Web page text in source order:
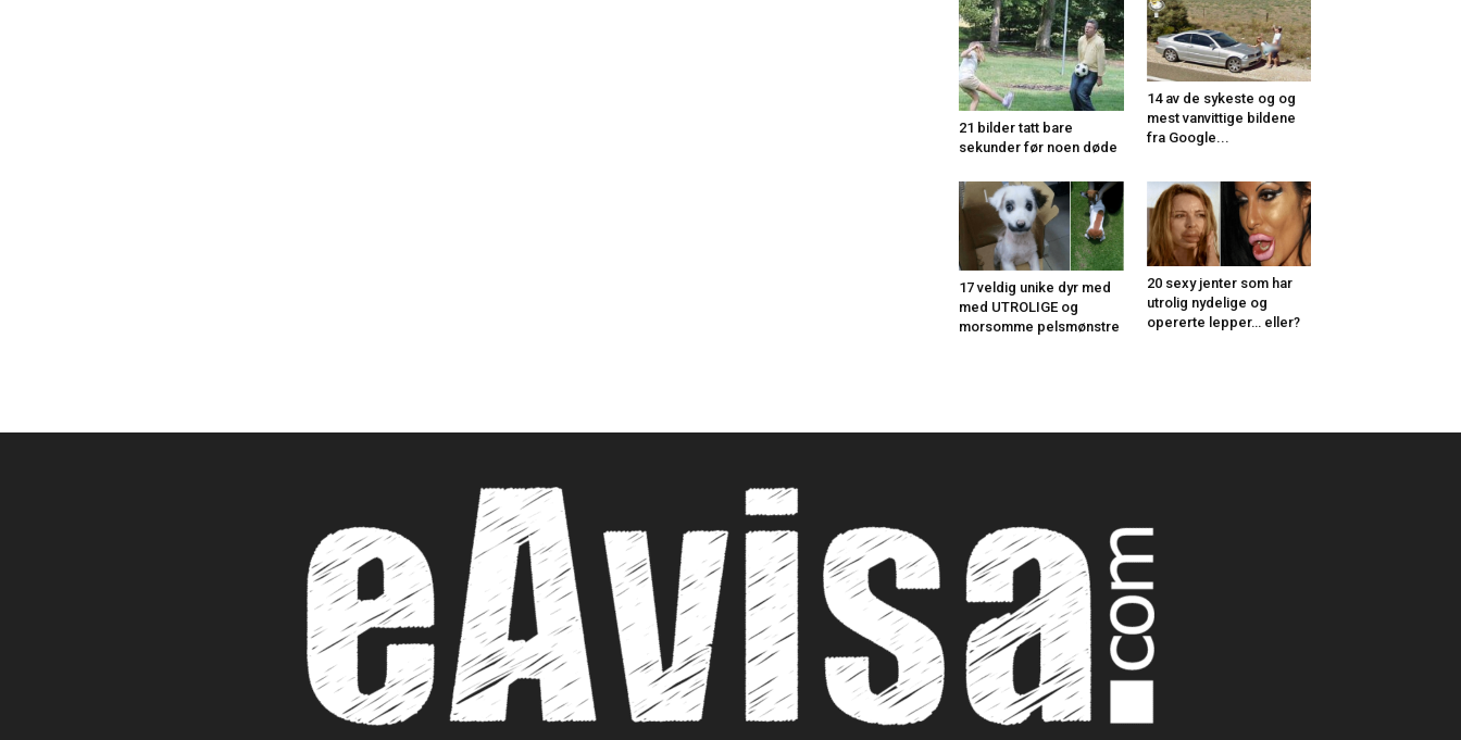
21 bilder tatt bare
sekunder før noen døde
14 av de sykeste og og
mest vanvittige bildene
fra Google...
17 veldig unike dyr med
med UTROLIGE og
morsomme pelsmønstre
20 sexy jenter som har
utrolig nydelige og
opererte lepper… eller?